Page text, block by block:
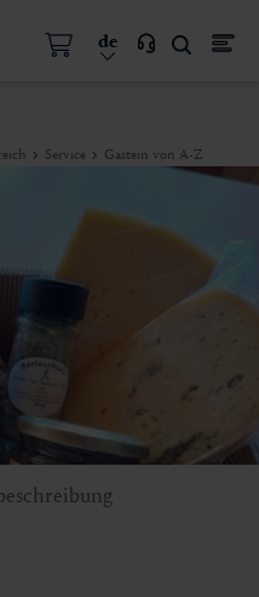
de
Service Gastein von A-Z